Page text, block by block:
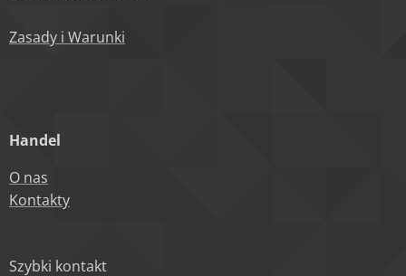
Zasady i Warunki
Handel
O nas
Kontakty
Szybki kontakt